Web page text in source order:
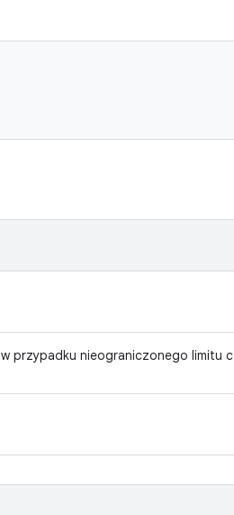
przypadku nieograniczonego limitu